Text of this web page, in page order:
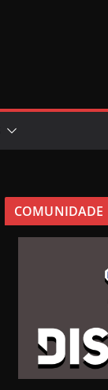
COMUNIDADE